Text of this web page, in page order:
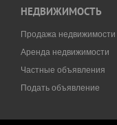
НЕДВИЖИМОСТЬ
Продажа недвижимости
Аренда недвижимости
Частные объявления
Подать объявление